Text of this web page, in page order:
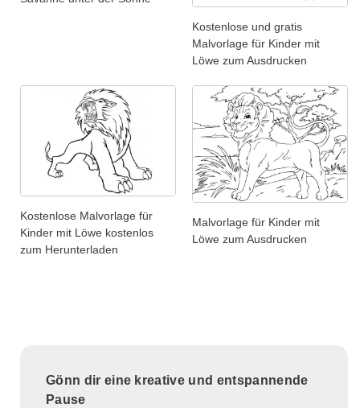
Kostenlose und gratis
Malvorlage für Kinder mit
Löwe zum Ausdrucken
Kostenlose Malvorlage für
Kinder mit Löwe kostenlos
zum Herunterladen
Malvorlage für Kinder mit
Löwe zum Ausdrucken
Gönn dir eine kreative und entspannende
Pause